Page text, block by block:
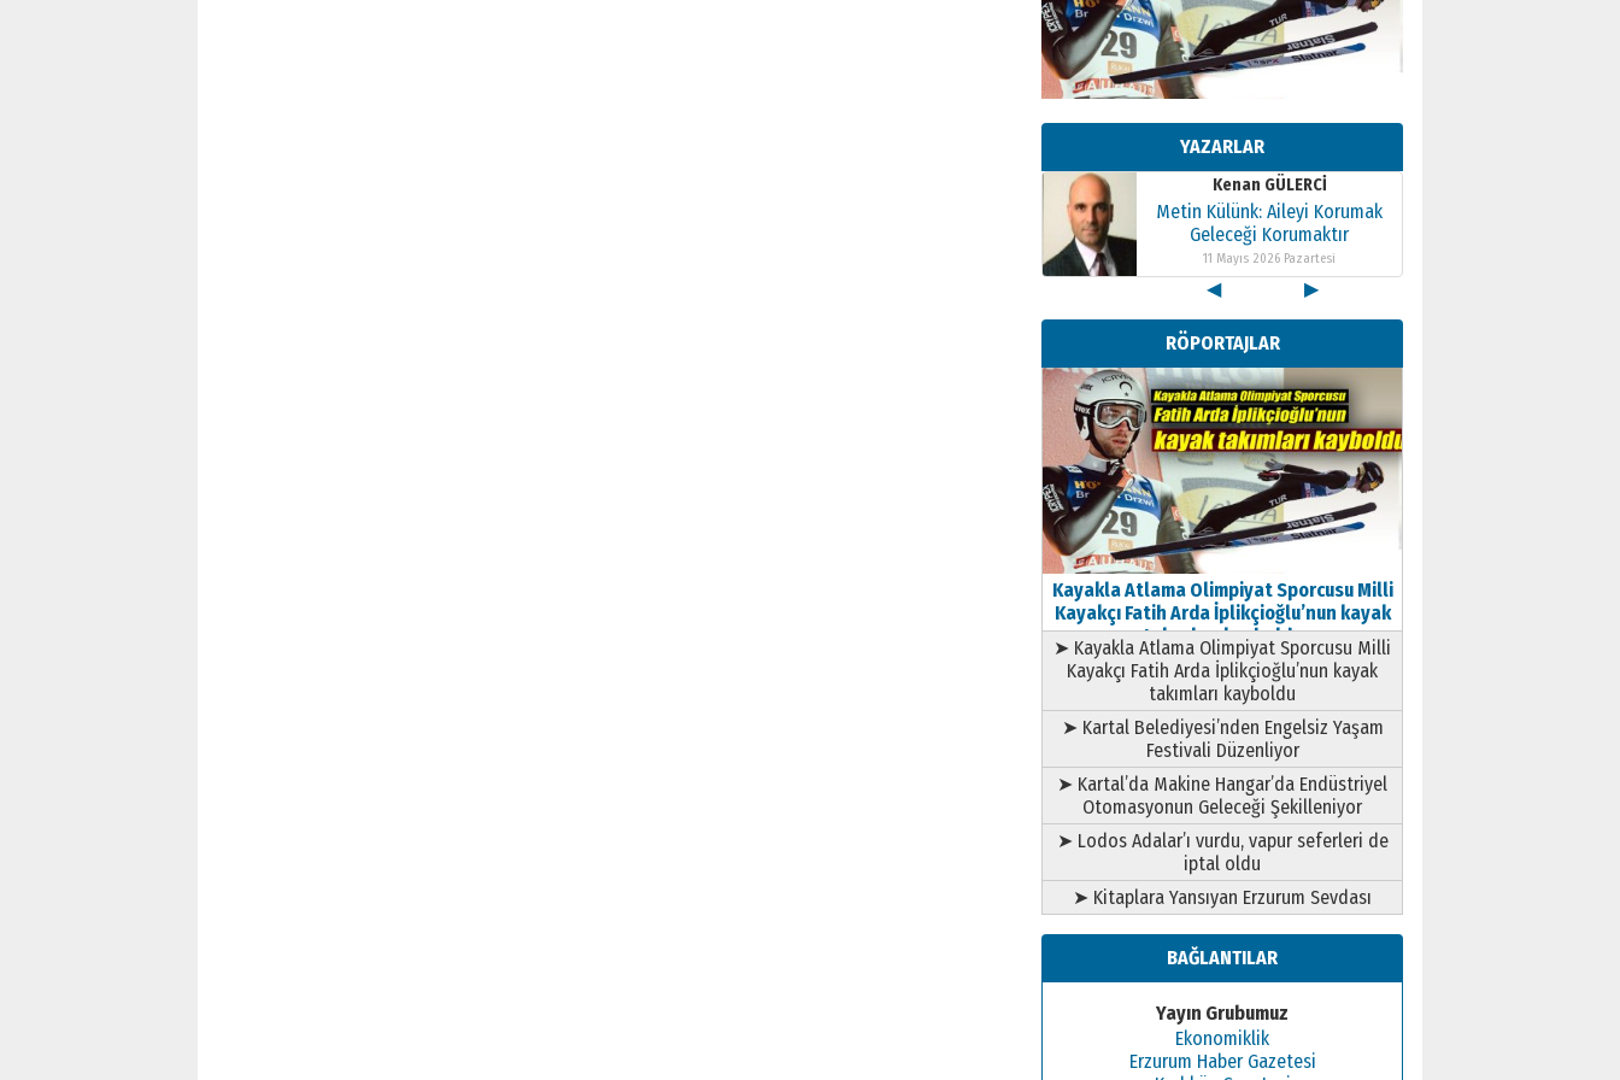
YAZARLAR
Kenan GÜLERCİ
Metin Külünk: Aileyi Korumak
Geleceği Korumaktır
11 Mayıs 2026 Pazartesi
Kenan GÜLERCİ
Metin Külünk: Aileyi Korumak
Geleceği Korumaktır
11 Mayıs 2026 Pazartesi
Kenan GÜLERCİ
Metin Külünk: Aileyi Korumak
Geleceği Korumaktır
11 Mayıs 2026 Pazartesi
◀ ▶
RÖPORTAJLAR
Kayakla Atlama Olimpiyat Sporcusu Milli
Kayakçı Fatih Arda İplikçioğlu’nun kayak
takımları kayboldu
➤ Kayakla Atlama Olimpiyat Sporcusu Milli
Kayakçı Fatih Arda İplikçioğlu’nun kayak
takımları kayboldu
➤ Kartal Belediyesi’nden Engelsiz Yaşam
Festivali Düzenliyor
➤ Kartal’da Makine Hangar’da Endüstriyel
Otomasyonun Geleceği Şekilleniyor
➤ Lodos Adalar’ı vurdu, vapur seferleri de
iptal oldu
➤ Kitaplara Yansıyan Erzurum Sevdası
BAĞLANTILAR
Yayın Grubumuz
Ekonomiklik
Erzurum Haber Gazetesi